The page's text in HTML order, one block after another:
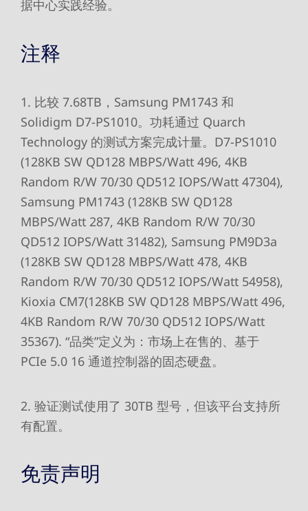
据中心实践经验。
注释
1. 比较 7.68TB，Samsung PM1743 和
Solidigm D7-PS1010。功耗通过 Quarch
Technology 的测试方案完成计量。D7-PS1010
(128KB SW QD128 MBPS/Watt 496, 4KB
Random R/W 70/30 QD512 IOPS/Watt 47304),
Samsung PM1743 (128KB SW QD128
MBPS/Watt 287, 4KB Random R/W 70/30
QD512 IOPS/Watt 31482), Samsung PM9D3a
(128KB SW QD128 MBPS/Watt 478, 4KB
Random R/W 70/30 QD512 IOPS/Watt 54958),
Kioxia CM7(128KB SW QD128 MBPS/Watt 496,
4KB Random R/W 70/30 QD512 IOPS/Watt
35367). “品类”定义为：市场上在售的、基于
PCIe 5.0 16 通道控制器的固态硬盘。
2. 验证测试使用了 30TB 型号，但该平台支持所
有配置。
免责声明